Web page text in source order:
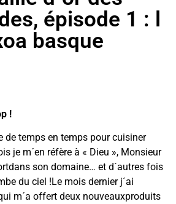
épisode 1 : l
basque
!
de temps en temps pour cuisiner
je m´en réfère à « Dieu », Monsieur
son domaine… et d´autres fois
du ciel !Le mois dernier j´ai
m´a offert deux nouveauxproduits